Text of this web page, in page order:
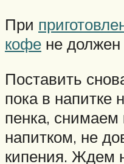
При
кофе не должен
Поставить
пока в напитке
пенка,
напитком, не
кипения. Ждем